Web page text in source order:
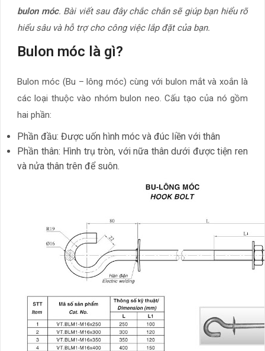
bulon móc. Bài viết sau đây chắc chắn sẽ giúp bạn hiểu rõ
hiểu sâu và hỗ trợ cho công việc lắp đặt của bạn.
Bulon móc là gì?
Bulon móc (Bu – lông móc) cùng với bulon mắt và xoắn là
các loại thuộc vào nhóm bulon neo. Cấu tạo của nó gồm
hai phần:
Phần đầu: Được uốn hình móc và đúc liền với thân
Phần thân: Hình trụ tròn, với nữa thân dưới được tiện ren
và nửa thân trên để suôn.